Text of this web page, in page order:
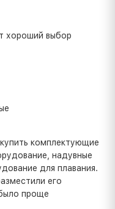
хороший выбор
комплектующие
надувные
для плавания.
его
проще